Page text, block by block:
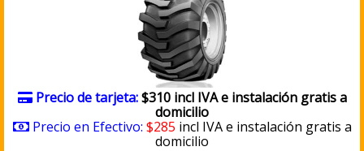
Precio de tarjeta:$310 incl IVA e instalación gratis a
domicilio
Precio en Efectivo: $285 incl IVA e instalación gratis a
domicilio